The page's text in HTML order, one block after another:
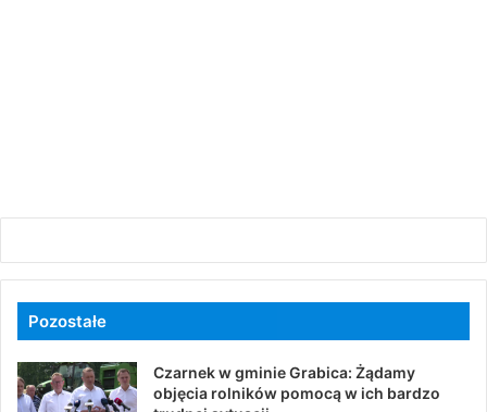
Pozostałe
Czarnek w gminie Grabica: Żądamy
objęcia rolników pomocą w ich bardzo